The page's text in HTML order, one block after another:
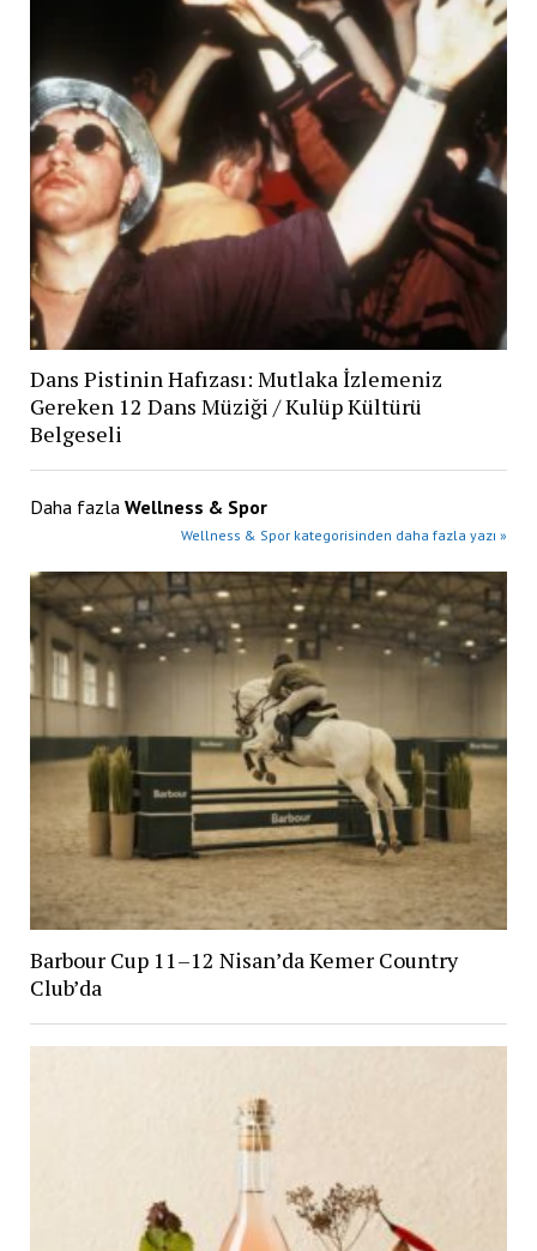
Dans Pistinin Hafızası: Mutlaka İzlemeniz
Gereken 12 Dans Müziği / Kulüp Kültürü
Belgeseli
Daha fazla Wellness & Spor
Wellness & Spor kategorisinden daha fazla yazı »
Barbour Cup 11–12 Nisan’da Kemer Country
Club’da